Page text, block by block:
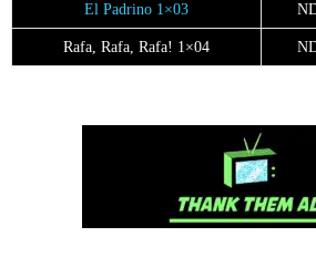
El Padrino 1×03
Rafa, Rafa, Rafa! 1×04